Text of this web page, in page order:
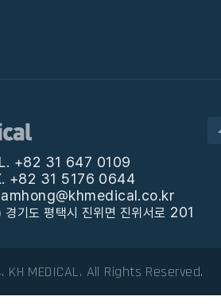
+82 31 647 0109
+82 31 5176 0644
경기도 평택시 진위면 진위서로 201
MEDICAL. All Rights Reserved.